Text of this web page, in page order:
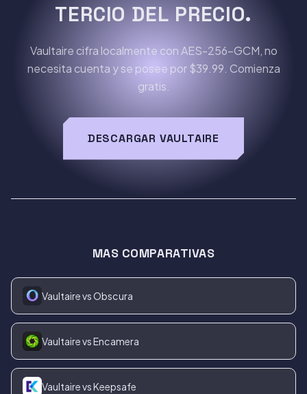
TERCIO DEL PRECIO.
Vaultaire cifra localmente con AES-256-GCM, no
necesita cuenta y se posee por $39.99. Comienza
gratis.
DESCARGAR VAULTAIRE
MAS COMPARATIVAS
Vaultaire vs Obscura
Vaultaire vs Encamera
Vaultaire vs Keepsafe